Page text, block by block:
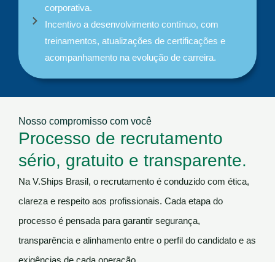
corporativa.
Incentivo a desenvolvimento contínuo, com
treinamentos, atualizações de certificações e
acompanhamento na evolução de carreira.
Nosso compromisso com você
Processo de recrutamento
sério, gratuito e transparente.
Na V.Ships Brasil, o recrutamento é conduzido com ética,
clareza e respeito aos profissionais. Cada etapa do
processo é pensada para garantir segurança,
transparência e alinhamento entre o perfil do candidato e as